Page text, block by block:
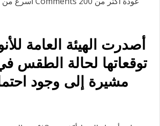
أصدرت الهيئة العامة
توقعاتها لحالة الطقس
مشيرة إلى وجود